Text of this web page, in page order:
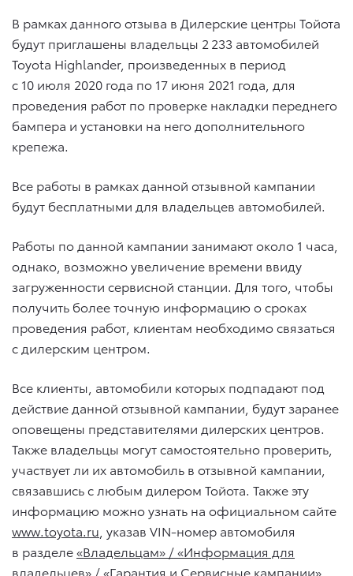
В рамках данного отзыва в Дилерские центры Тойота
будут приглашены владельцы 2 233 автомобилей
Toyota Highlander, произведенных в период
с 10 июля 2020 года по 17 июня 2021 года, для
проведения работ по проверке накладки переднего
бампера и установки на него дополнительного
крепежа.
Все работы в рамках данной отзывной кампании
будут бесплатными для владельцев автомобилей.
Работы по данной кампании занимают около 1 часа,
однако, возможно увеличение времени ввиду
загруженности сервисной станции. Для того, чтобы
получить более точную информацию о сроках
проведения работ, клиентам необходимо связаться
с дилерским центром.
Все клиенты, автомобили которых подпадают под
действие данной отзывной кампании, будут заранее
оповещены представителями дилерских центров.
Также владельцы могут самостоятельно проверить,
участвует ли их автомобиль в отзывной кампании,
связавшись с любым дилером Тойота. Также эту
информацию можно узнать на официальном сайте
www.toyota.ru , указав VIN-номер автомобиля
в разделе«Владельцам» / «Информация для
владельцев» / «Гарантия и Сервисные кампании»